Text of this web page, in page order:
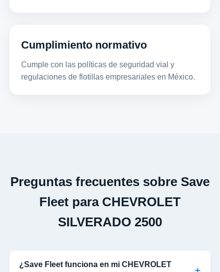
Cumplimiento normativo
Cumple con las políticas de seguridad vial y
regulaciones de flotillas empresariales en México.
Preguntas frecuentes sobre Save
Fleet para CHEVROLET
SILVERADO 2500
¿Save Fleet funciona en mi CHEVROLET